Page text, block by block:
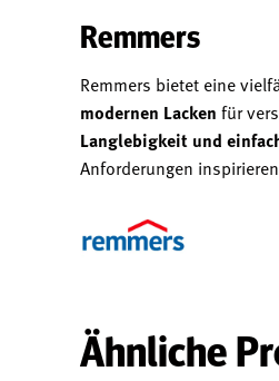
Remmers
Remmers bietet eine
modernen Lacken für
Langlebigkeit und
Anforderungen
Ähnliche